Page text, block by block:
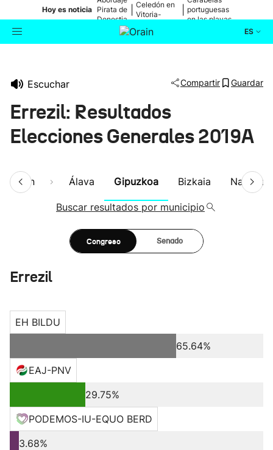
Hoy es noticia Pirata de
Donostia
Celedón en
Vitoria-
portuguesas
en las playas
ES
Escuchar Compartir Guardar
Errezil: Resultados
Elecciones Generales 2019A
Álava Gipuzkoa Bizkaia Navarra
Buscar resultados por municipio
Congreso Senado
Errezil
EH BILDU
65.64%
EAJ-PNV
29.75%
PODEMOS-IU-EQUO BERD
3.68%